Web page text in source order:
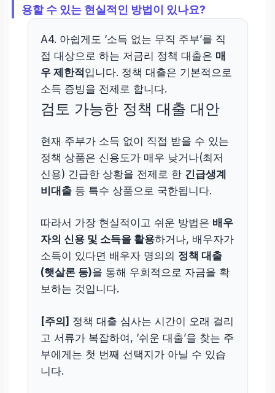
용할 수 있는 현실적인 방법이 있나요?
A4. 아쉽게도 ‘소득 없는 무직 주부’를 직
접 대상으로 하는 저금리 정책 대출은 매
우 제한적입니다. 정책 대출은 기본적으로
소득 증빙을 전제로 합니다.
검토 가능한 정책 대출 대안
현재 주부가 소득 없이 직접 받을 수 있는
정책 상품은 신용도가 매우 낮거나(최저
신용) 긴급한 상황을 전제로 한 긴급생계
비대출등 특수 상품으로 국한됩니다.
따라서 가장 현실적이고 쉬운 방법은 배우
자의 신용 및 소득을 활용하거나, 배우자가
소득이 있다면 배우자 명의의 정책 대출
(햇살론 등)을 통해 우회적으로 자금을 확
보하는 것입니다.
[주의] 정책 대출 심사는 시간이 오래 걸리
고 서류가 복잡하여, ‘쉬운 대출’을 찾는 주
부에게는 첫 번째 선택지가 아닐 수 있습
니다.